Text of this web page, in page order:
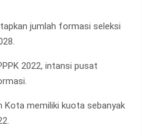
jumlah formasi seleksi
2022, intansi pusat
Kota memiliki kuota sebanyak